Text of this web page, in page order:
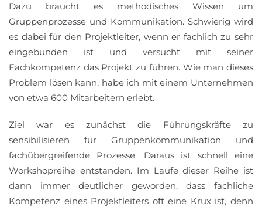
Dazu braucht es methodisches Wissen um
Gruppenprozesse und Kommunikation. Schwierig wird
es dabei für den Projektleiter, wenn er fachlich zu sehr
eingebunden ist und versucht mit seiner
Fachkompetenz das Projekt zu führen. Wie man dieses
Problem lösen kann, habe ich mit einem Unternehmen
von etwa 600 Mitarbeitern erlebt.
Ziel war es zunächst die Führungskräfte zu
sensibilisieren für Gruppenkommunikation und
fachübergreifende Prozesse. Daraus ist schnell eine
Workshopreihe entstanden. Im Laufe dieser Reihe ist
dann immer deutlicher geworden, dass fachliche
Kompetenz eines Projektleiters oft eine Krux ist, denn